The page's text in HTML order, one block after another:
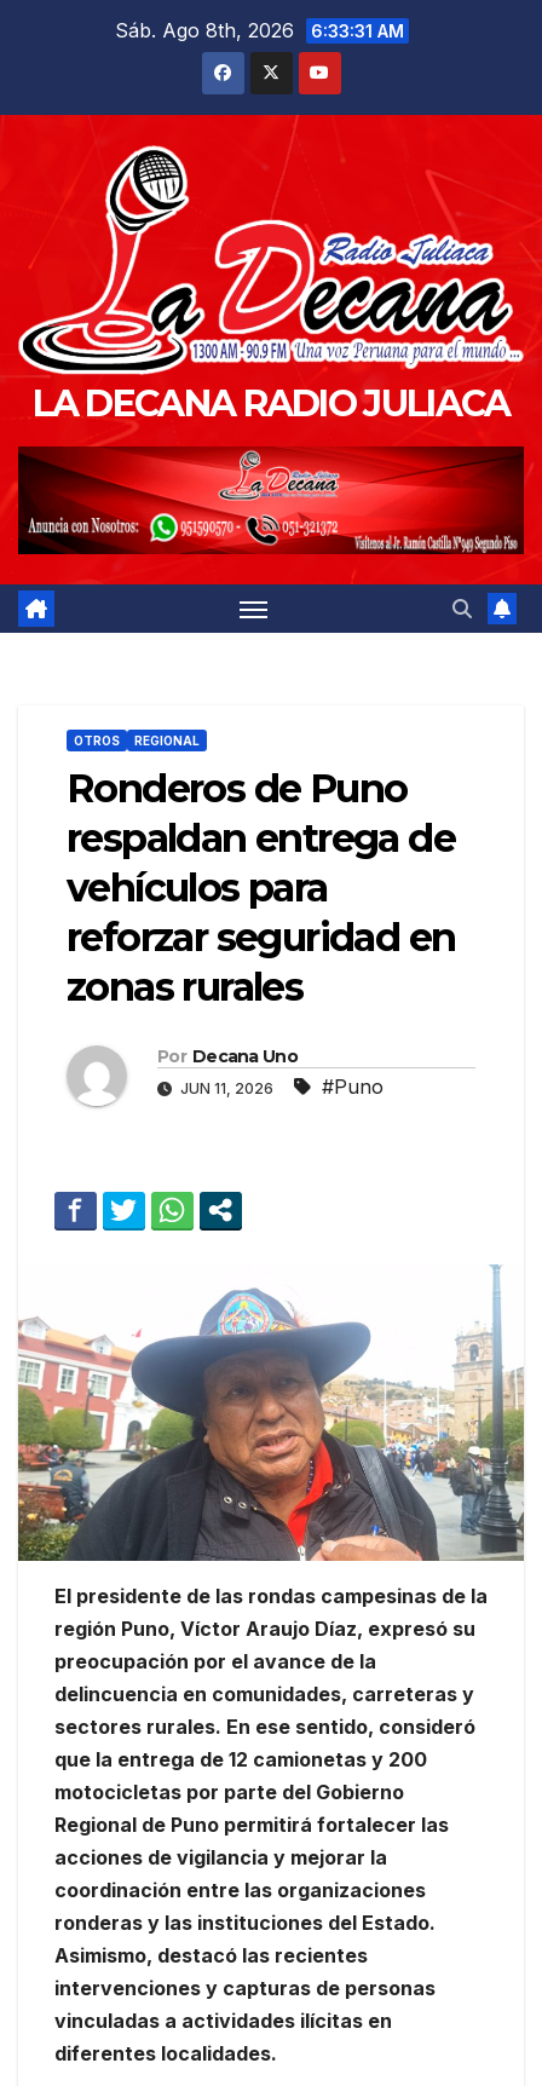
Sáb. Ago 8th, 2026 6:33:32 AM
LA DECANA RADIO JULIACA
OTROS REGIONAL
Ronderos de Puno
respaldan entrega de
vehículos para
reforzar seguridad en
zonas rurales
Por Decana Uno
JUN 11, 2026 #Puno
El presidente de las rondas campesinas de la
región Puno, Víctor Araujo Díaz, expresó su
preocupación por el avance de la
delincuencia en comunidades, carreteras y
sectores rurales. En ese sentido, consideró
que la entrega de 12 camionetas y 200
motocicletas por parte del Gobierno
Regional de Puno permitirá fortalecer las
acciones de vigilancia y mejorar la
coordinación entre las organizaciones
ronderas y las instituciones del Estado.
Asimismo, destacó las recientes
intervenciones y capturas de personas
vinculadas a actividades ilícitas en
diferentes localidades.